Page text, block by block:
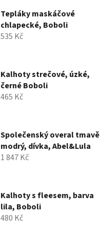
Tepláky maskáčové
chlapecké, Boboli
535 Kč
Kalhoty strečové, úzké,
černé Boboli
465 Kč
Společenský overal tmavě
modrý, dívka, Abel&Lula
1 847 Kč
Kalhoty s fleesem, barva
lila, Boboli
480 Kč